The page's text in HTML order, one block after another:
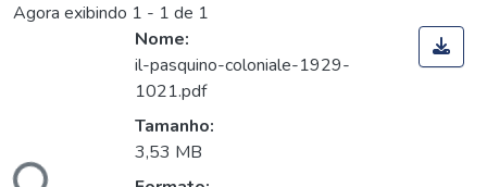
Agora exibindo 1 - 1 de 1
Nome:
il-pasquino-coloniale-1929-
1021.pdf
Tamanho:
3,53 MB